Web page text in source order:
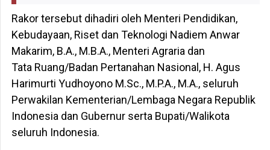
Rakor tersebut dihadiri oleh Menteri Pendidikan,
Kebudayaan, Riset dan Teknologi Nadiem Anwar
Makarim, B.A., M.B.A., Menteri Agraria dan
Tata Ruang/Badan Pertanahan Nasional, H. Agus
Harimurti Yudhoyono M.Sc., M.P.A., M.A., seluruh
Perwakilan Kementerian/Lembaga Negara Republik
Indonesia dan Gubernur serta Bupati/Walikota
seluruh Indonesia.